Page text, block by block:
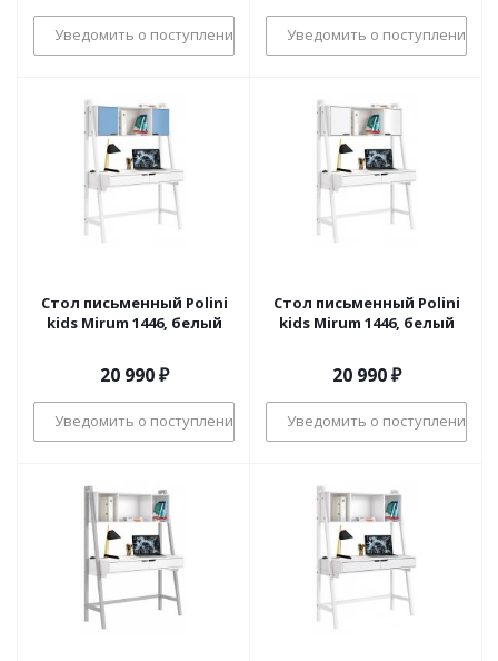
Уведомить о поступлении Уведомить о поступлении
Стол письменный Polini
kids Mirum 1446, белый
20 990₽
Уведомить о поступлении
Стол письменный Polini
kids Mirum 1446, белый
20 990₽
Уведомить о поступлении